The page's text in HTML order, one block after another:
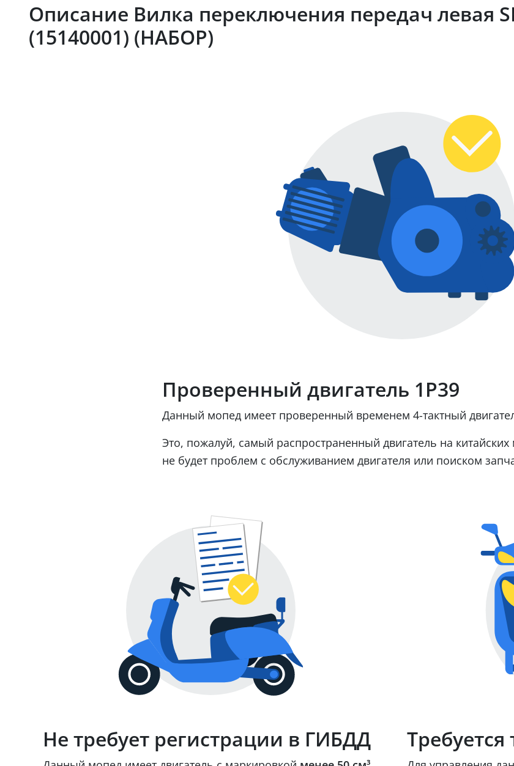
Описание Вилка переключения передач левая
(15140001) (НАБОР)
Проверенный двигатель 1Р39
Данный мопед имеет проверенный временем 4-тактный
Это, пожалуй, самый распространенный двигатель на китайских
не будет проблем с обслуживанием двигателя или поиском
Не требует регистрации в ГИБДД